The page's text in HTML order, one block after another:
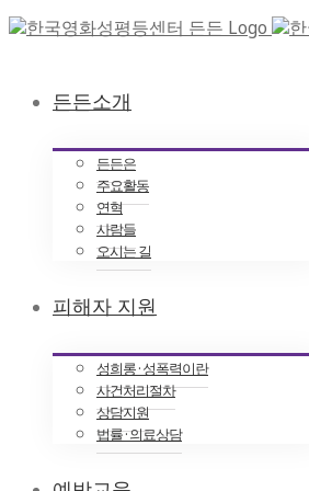
든든소개
든든은
주요활동
연혁
사람들
오시는 길
피해자 지원
성희롱 · 성폭력이란
사건처리절차
상담지원
법률 · 의료상담